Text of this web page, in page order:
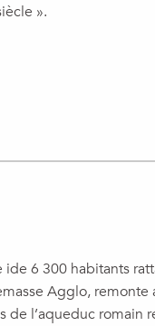
».
ide 6 300 habitants
Agglo, remonte
de l’aqueduc romain